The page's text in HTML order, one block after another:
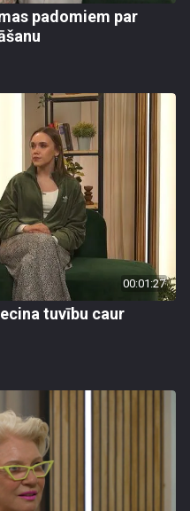
padomiem par
00:01:27
tuvību caur